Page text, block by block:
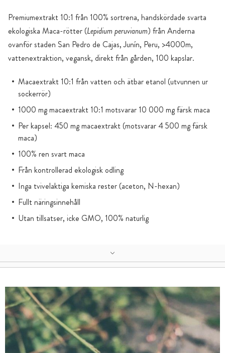
Premiumextrakt 10:1 från 100% sortrena, handskördade svarta
ekologiska Maca-rötter (Lepidium peruvianum) från Anderna
ovanför staden San Pedro de Cajas, Junín, Peru, >4000m,
vattenextraktion, vegansk, direkt från gården, 100 kapslar.
Macaextrakt 10:1 från vatten och ätbar etanol (utvunnen ur
sockerrör)
1000 mg macaextrakt 10:1 motsvarar 10 000 mg färsk maca
Per kapsel: 450 mg macaextrakt (motsvarar 4 500 mg färsk
maca)
100% ren svart maca
Från kontrollerad ekologisk odling
Inga tvivelaktiga kemiska rester (aceton, N-hexan)
Fullt näringsinnehåll
Utan tillsatser, icke GMO, 100% naturlig